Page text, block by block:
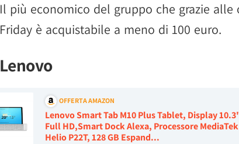
Il più economico del gruppo che grazie alle
Friday è acquistabile a meno di 100 euro.
Lenovo
OFFERTA AMAZON
Lenovo Smart Tab M10 Plus Tablet, Display
Full HD,Smart Dock Alexa, Processore MediaTek
Helio P22T, 128 GB Espand...